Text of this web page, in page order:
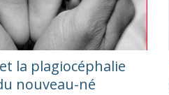
la plagiocéphalie
nouveau-né